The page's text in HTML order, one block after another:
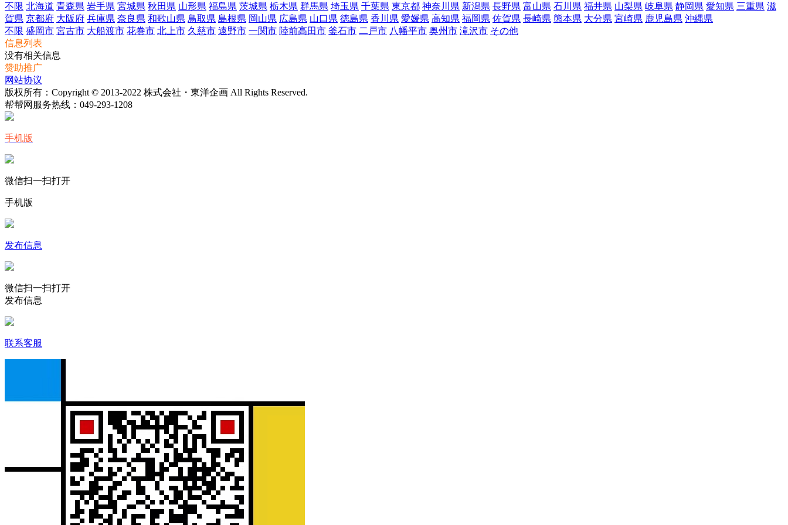
不限 北海道 青森県 岩手県 宮城県 秋田県 山形県 福島県 茨城県 栃木県 群馬県 埼玉県 千葉県 東京都 神奈川県 新潟県 長野県 富山県 石川県 福井県 山梨県 岐阜県 静岡県 愛知県 三重県 滋
賀県 京都府 大阪府 兵庫県 奈良県 和歌山県 鳥取県 島根県 岡山県 広島県 山口県 徳島県 香川県 愛媛県 高知県 福岡県 佐賀県 長崎県 熊本県 大分県 宮崎県 鹿児島県 沖縄県
不限 盛岡市 宮古市 大船渡市 花巻市 北上市 久慈市 遠野市 一関市 陸前高田市 釜石市 二戸市 八幡平市 奥州市 滝沢市 その他
信息列表
没有相关信息
赞助推广
网站协议
版权所有：Copyright © 2013-2022 株式会社・東洋企画 All Rights Reserved.
帮帮网服务热线： 049-293-1208
手机版
微信扫一扫打开
手机版
发布信息
微信扫一扫打开
发布信息
联系客服